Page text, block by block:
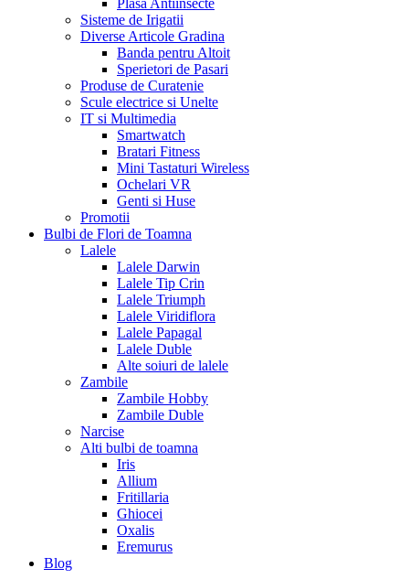
Sisteme de Irigatii
Diverse Articole Gradina
Banda pentru Altoit
Sperietori de Pasari
Produse de Curatenie
Scule electrice si Unelte
IT si Multimedia
Smartwatch
Bratari Fitness
Mini Tastaturi Wireless
Ochelari VR
Genti si Huse
Promotii
Bulbi de Flori de Toamna
Lalele
Lalele Darwin
Lalele Tip Crin
Lalele Triumph
Lalele Viridiflora
Lalele Papagal
Lalele Duble
Alte soiuri de lalele
Zambile
Zambile Hobby
Zambile Duble
Narcise
Alti bulbi de toamna
Iris
Allium
Fritillaria
Ghiocei
Oxalis
Eremurus
Blog